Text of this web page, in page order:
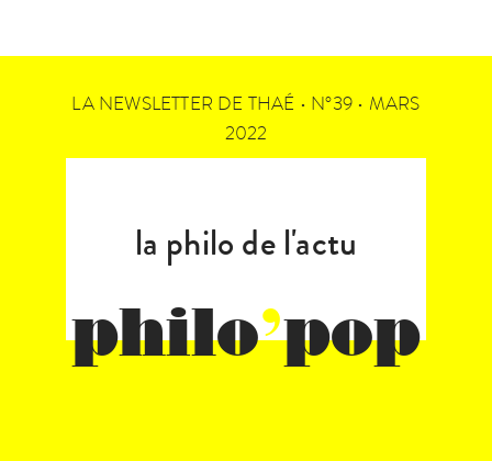
LA NEWSLETTER DE THAÉ • N°39 • MARS
2022
la philo de l'actu
philo’pop